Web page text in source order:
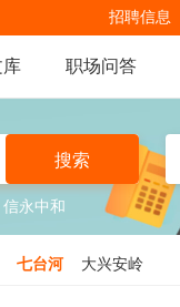
招聘信息
库 职场问答
搜索
信永中和
七台河 大兴安岭